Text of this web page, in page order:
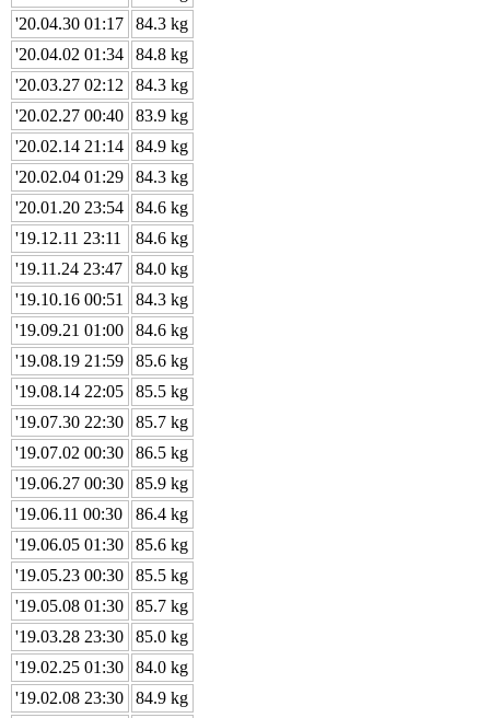
'20.04.30 01:17
84.3 kg
'20.04.02 01:34
84.8 kg
'20.03.27 02:12
84.3 kg
'20.02.27 00:40
83.9 kg
'20.02.14 21:14
84.9 kg
'20.02.04 01:29
84.3 kg
'20.01.20 23:54
84.6 kg
'19.12.11 23:11
84.6 kg
'19.11.24 23:47
84.0 kg
'19.10.16 00:51
84.3 kg
'19.09.21 01:00
84.6 kg
'19.08.19 21:59
85.6 kg
'19.08.14 22:05
85.5 kg
'19.07.30 22:30
85.7 kg
'19.07.02 00:30
86.5 kg
'19.06.27 00:30
85.9 kg
'19.06.11 00:30
86.4 kg
'19.06.05 01:30
85.6 kg
'19.05.23 00:30
85.5 kg
'19.05.08 01:30
85.7 kg
'19.03.28 23:30
85.0 kg
'19.02.25 01:30
84.0 kg
'19.02.08 23:30
84.9 kg